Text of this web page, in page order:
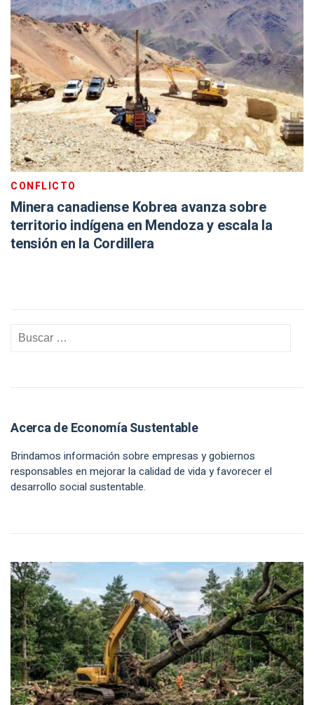
CONFLICTO
Minera canadiense Kobrea avanza sobre
territorio indígena en Mendoza y escala la
tensión en la Cordillera
Acerca de Economía Sustentable
Brindamos información sobre empresas y gobiernos
responsables en mejorar la calidad de vida y favorecer el
desarrollo social sustentable.